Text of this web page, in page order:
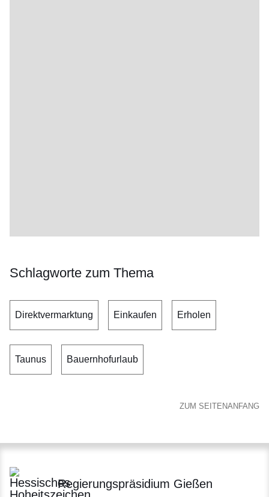
Schlagworte zum Thema
Direktvermarktung Einkaufen Erholen
Taunus Bauernhofurlaub
ZUM SEITENANFANG
Regierungspräsidium Gießen